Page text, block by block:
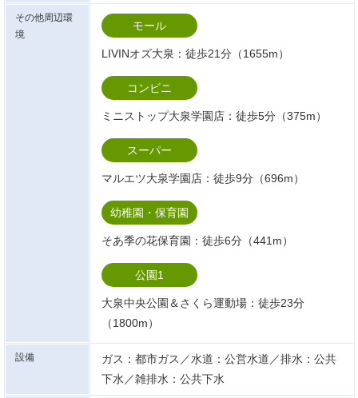
その他周辺環
境
モール
LIVINオズ大泉：徒歩21分（1655m）
コンビニ
ミニストップ大泉学園店：徒歩5分（375m）
スーパー
マルエツ大泉学園店：徒歩9分（696m）
幼稚園・保育園
そあ季の花保育園：徒歩6分（441m）
公園1
大泉中央公園＆さくら運動場：徒歩23分
（1800m）
設備
ガス：都市ガス／水道：公営水道／排水：公共
下水／雑排水：公共下水